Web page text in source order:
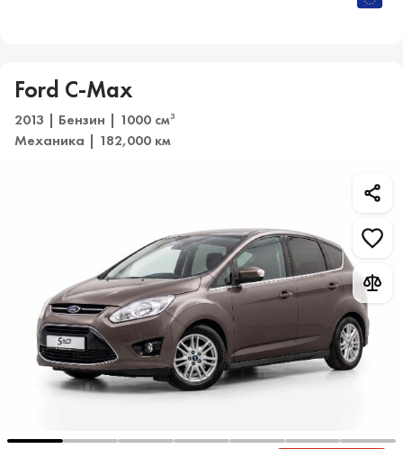
Ford C-Max
2013 | Бензин | 1000 см3
Механика | 182,000 км